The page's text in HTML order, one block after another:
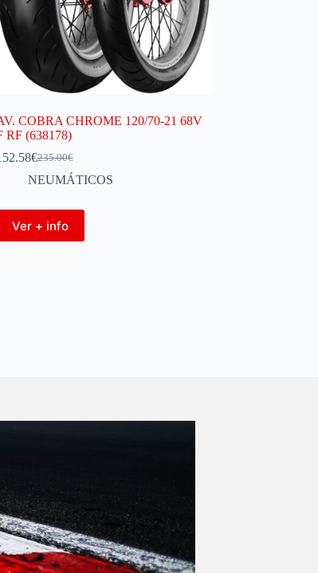
COBRA CHROME 120/70-21 68V
RF (638178)
235.00€
€
NEUMÁTICOS
Ver + info